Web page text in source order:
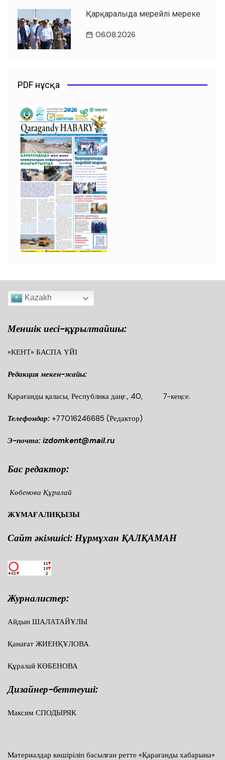
Қарқаралыда мерейлі мереке
06.08.2026
PDF нұсқа
Kazakh
Меншік иесі-құрылтайшы:
«КЕНТ» БАСПА ҮЙІ
Редакция мекен-жайы:
Қарағанды қаласы, Республика даңғ., 40, 7-кеңсе.
Телефондар: +77016246685 (Редактор)
Э-почта: izdomkent@mail.ru
Бас редактор:
Көбенова Құралай
ЖҰМАҒАЛИҚЫЗЫ
Сайт әкімшісі: Нұрмұхан ҚАЛҚАМАН
Журналистер:
Айдын ШАЛАТАЙҰЛЫ
Қанағат ЖИЕНҚҰЛОВА
Құралай КӨБЕНОВА
Дизайнер-беттеуші:
Максим СПОДЫРЯК
Материалдар көшіріліп басылған ретте «Қарағанды хабарына»